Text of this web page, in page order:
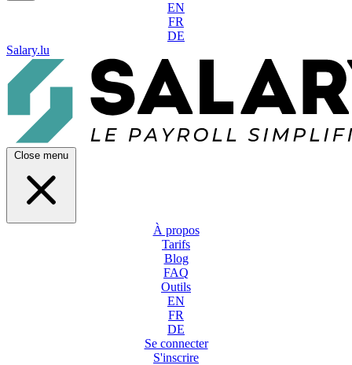
EN
FR
DE
Salary.lu
Close menu
À propos
Tarifs
Blog
FAQ
Outils
EN
FR
DE
Se connecter
S'inscrire